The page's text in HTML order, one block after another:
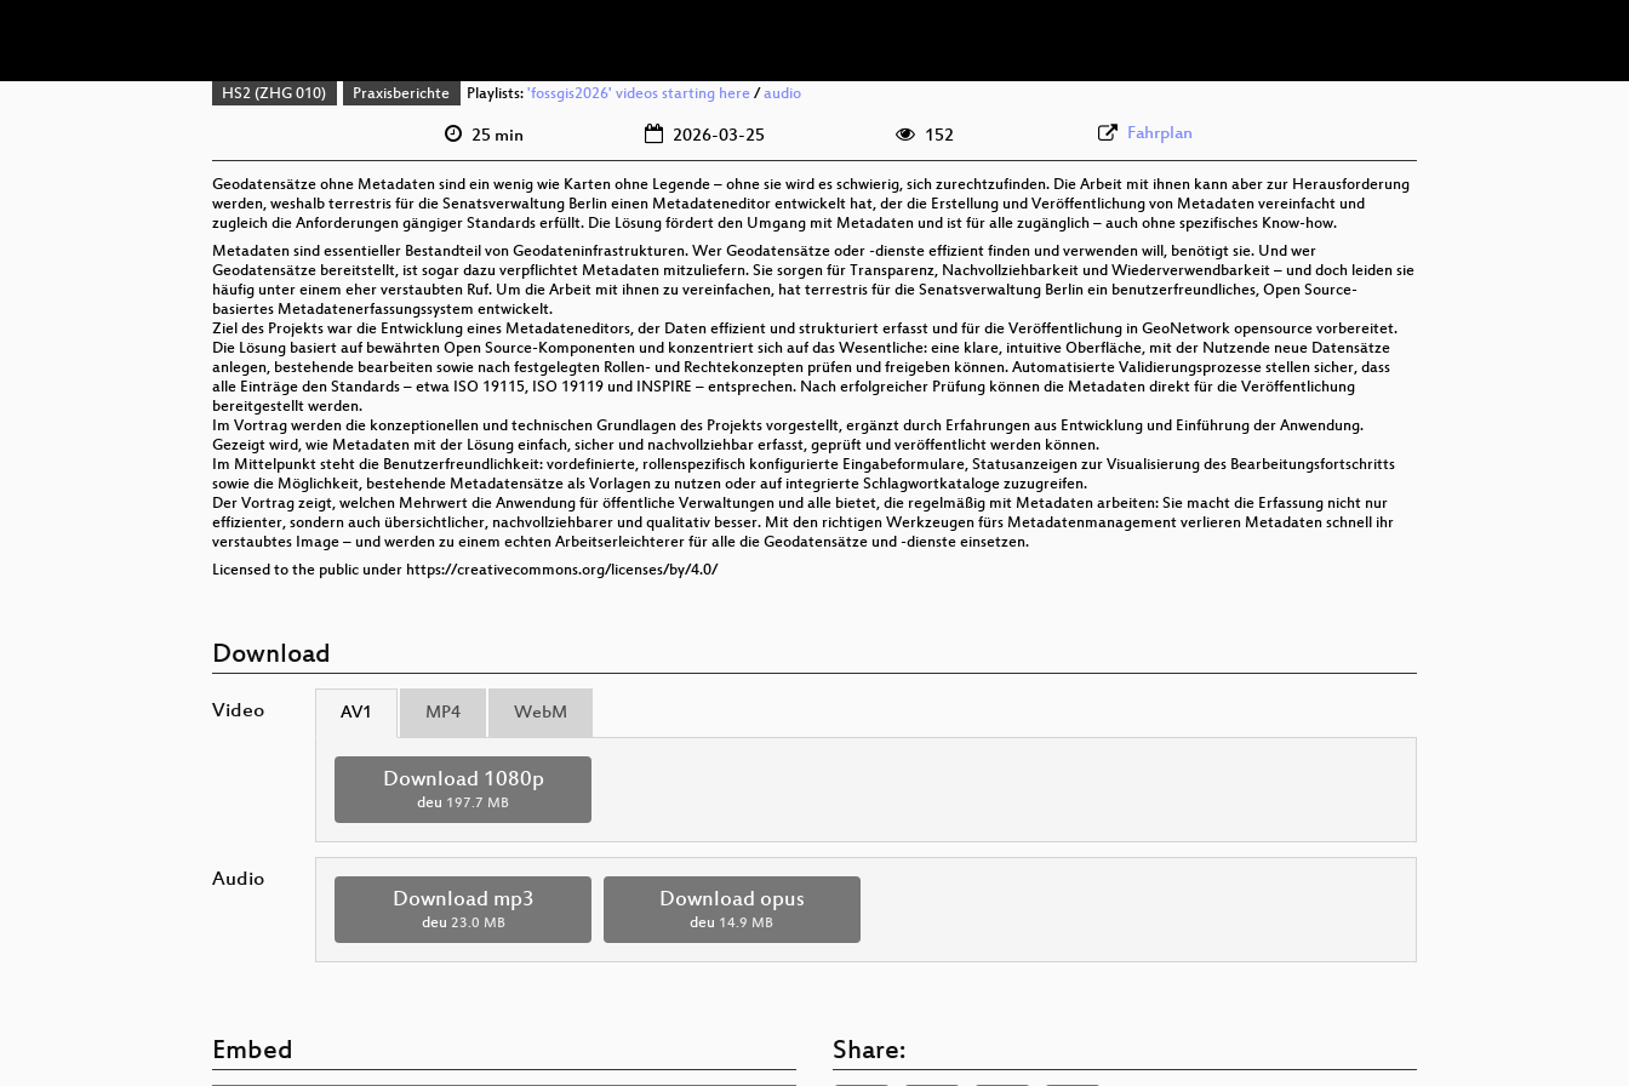
HS2 (ZHG 010) Praxisberichte Playlists: 'fossgis2026' videos starting here/ audio
25 min 2026-03-25 152 Fahrplan
Geodatensätze ohne Metadaten sind ein wenig wie Karten ohne Legende – ohne sie wird es schwierig, sich zurechtzufinden. Die Arbeit mit ihnen kann aber zur Herausforderung
werden, weshalb terrestris für die Senatsverwaltung Berlin einen Metadateneditor entwickelt hat, der die Erstellung und Veröffentlichung von Metadaten vereinfacht und
zugleich die Anforderungen gängiger Standards erfüllt. Die Lösung fördert den Umgang mit Metadaten und ist für alle zugänglich – auch ohne spezifisches Know-how.
Metadaten sind essentieller Bestandteil von Geodateninfrastrukturen. Wer Geodatensätze oder -dienste effizient finden und verwenden will, benötigt sie. Und wer
Geodatensätze bereitstellt, ist sogar dazu verpflichtet Metadaten mitzuliefern. Sie sorgen für Transparenz, Nachvollziehbarkeit und Wiederverwendbarkeit – und doch leiden sie
häufig unter einem eher verstaubten Ruf. Um die Arbeit mit ihnen zu vereinfachen, hat terrestris für die Senatsverwaltung Berlin ein benutzerfreundliches, Open Source-
basiertes Metadatenerfassungssystem entwickelt.
Ziel des Projekts war die Entwicklung eines Metadateneditors, der Daten effizient und strukturiert erfasst und für die Veröffentlichung in GeoNetwork opensource vorbereitet.
Die Lösung basiert auf bewährten Open Source-Komponenten und konzentriert sich auf das Wesentliche: eine klare, intuitive Oberfläche, mit der Nutzende neue Datensätze
anlegen, bestehende bearbeiten sowie nach festgelegten Rollen- und Rechtekonzepten prüfen und freigeben können. Automatisierte Validierungsprozesse stellen sicher, dass
alle Einträge den Standards – etwa ISO 19115, ISO 19119 und INSPIRE – entsprechen. Nach erfolgreicher Prüfung können die Metadaten direkt für die Veröffentlichung
bereitgestellt werden.
Im Vortrag werden die konzeptionellen und technischen Grundlagen des Projekts vorgestellt, ergänzt durch Erfahrungen aus Entwicklung und Einführung der Anwendung.
Gezeigt wird, wie Metadaten mit der Lösung einfach, sicher und nachvollziehbar erfasst, geprüft und veröffentlicht werden können.
Im Mittelpunkt steht die Benutzerfreundlichkeit: vordefinierte, rollenspezifisch konfigurierte Eingabeformulare, Statusanzeigen zur Visualisierung des Bearbeitungsfortschritts
sowie die Möglichkeit, bestehende Metadatensätze als Vorlagen zu nutzen oder auf integrierte Schlagwortkataloge zuzugreifen.
Der Vortrag zeigt, welchen Mehrwert die Anwendung für öffentliche Verwaltungen und alle bietet, die regelmäßig mit Metadaten arbeiten: Sie macht die Erfassung nicht nur
effizienter, sondern auch übersichtlicher, nachvollziehbarer und qualitativ besser. Mit den richtigen Werkzeugen fürs Metadatenmanagement verlieren Metadaten schnell ihr
verstaubtes Image – und werden zu einem echten Arbeitserleichterer für alle die Geodatensätze und -dienste einsetzen.
Licensed to the public under https://creativecommons.org/licenses/by/4.0/
Download
Video AV1 MP4 WebM
Download 1080p
deu 197.7 MB
Audio
Download mp3
deu 23.0 MB
Download opus
deu 14.9 MB
Embed Share: